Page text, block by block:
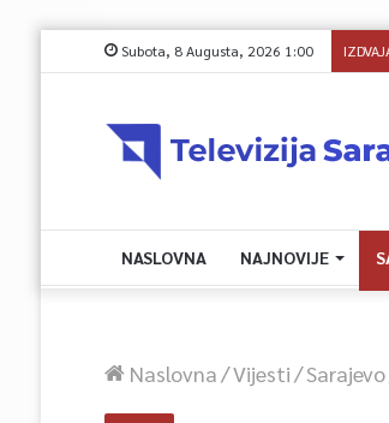
Subota, 8 Augusta, 2026 1:00
NASLOVNA NAJNOVIJE
Naslovna/Vijesti/Sarajevo